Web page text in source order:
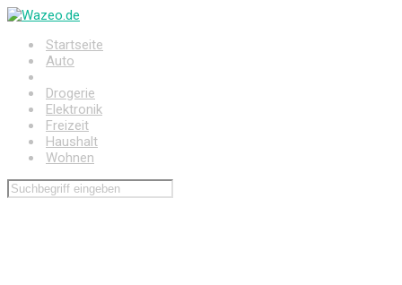
Zum
springenStartseite
Auto
Drogerie
Elektronik
Freizeit
Haushalt
Wohnen